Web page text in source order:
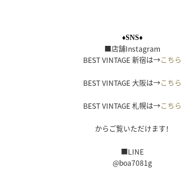
♦SNS♦
■店舗Instagram
BEST VINTAGE 新宿は→こちら
BEST VINTAGE 大阪は→こちら
BEST VINTAGE 札幌は→こちら
からご覧いただけます！
■LINE
@boa7081g